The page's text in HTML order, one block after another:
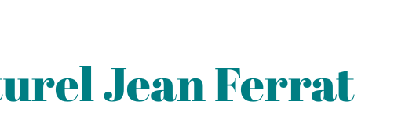
Jean Ferrat